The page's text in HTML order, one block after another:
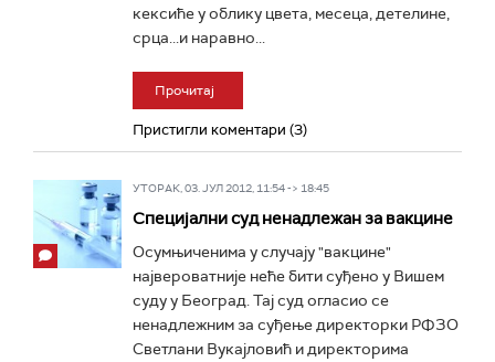
кексиће у облику цвета, месеца, детелине,
срца...и наравно...
Прочитај
Пристигли коментари (3)
УТОРАК, 03. ЈУЛ 2012, 11:54 -> 18:45
Специјални суд ненадлежан за вакцине
Осумњиченима у случају "вакцине"
највероватније неће бити суђено у Вишем
суду у Београд. Тај суд огласио се
ненадлежним за суђење директорки РФЗО
Светлани Вукајловић и директорима